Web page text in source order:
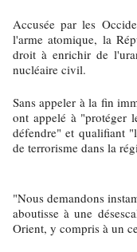
Accusée par les
l'arme atomique, la
droit à enrichir de
nucléaire civil.
Sans appeler à la fin
ont appelé à "protéger
défendre" et qualifiant
de terrorisme dans la
"Nous demandons
aboutisse à une
Orient, y compris à un